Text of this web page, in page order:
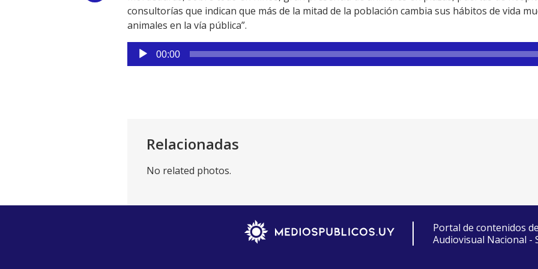
Linkconsultorías que indican que más de la mitad de la población cambia sus hábitos de vida
animales en la vía pública”.
Reproductor
de
00:00
Relacionadas
No related photos.
Portal de contenidos
Audiovisual Nacional -